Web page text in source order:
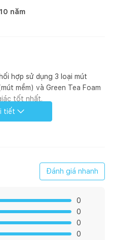
10 năm
hợp sử dụng 3 loại mút
mềm) và Green Tea Foam
tốt nhất.
xanh) cho người nằm cảm
nhập khẩu trọng lượng cao,
tiết
Đánh giá nhanh
0
0
0
0